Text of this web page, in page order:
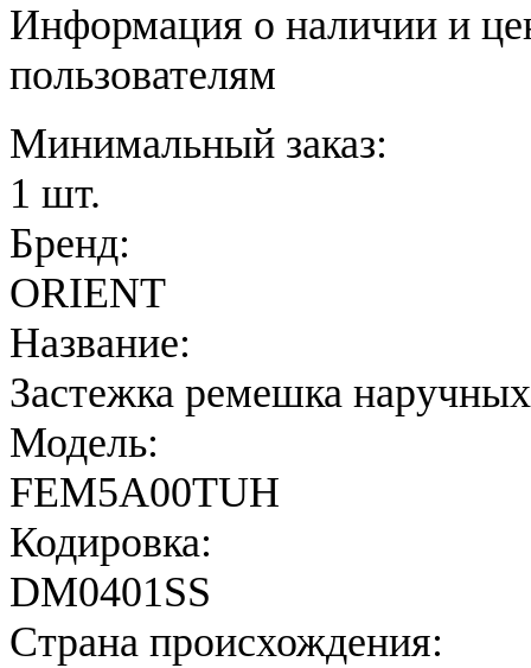
Информация о наличии и
пользователям
Минимальный заказ:
1 шт.
Бренд:
ORIENT
Название:
Застежка ремешка
Модель:
FEM5A00TUH
Кодировка:
DM0401SS
Страна происхождения: